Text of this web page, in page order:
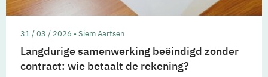
31 / 03 / 2026 • Siem Aartsen
Langdurige samenwerking beëindigd zonder
contract: wie betaalt de rekening?